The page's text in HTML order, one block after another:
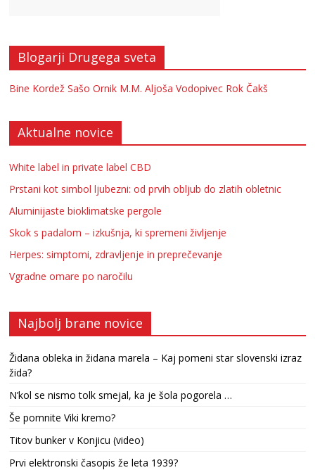
Blogarji Drugega sveta
Bine Kordež Sašo Ornik M.M. Aljoša Vodopivec Rok Čakš
Aktualne novice
White label in private label CBD
Prstani kot simbol ljubezni: od prvih obljub do zlatih obletnic
Aluminijaste bioklimatske pergole
Skok s padalom – izkušnja, ki spremeni življenje
Herpes: simptomi, zdravljenje in preprečevanje
Vgradne omare po naročilu
Najbolj brane novice
Židana obleka in židana marela – Kaj pomeni star slovenski izraz
žida?
N’kol se nismo tolk smejal, ka je šola pogorela …
Še pomnite Viki kremo?
Titov bunker v Konjicu (video)
Prvi elektronski časopis že leta 1939?